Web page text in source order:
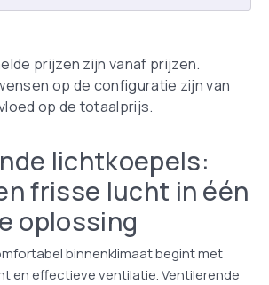
prijzen zijn vanaf prijzen.
op de configuratie zijn van
op de totaalprijs.
lichtkoepels:
frisse lucht in één
oplossing
binnenklimaat begint met
en effectieve ventilatie. Ventilerende